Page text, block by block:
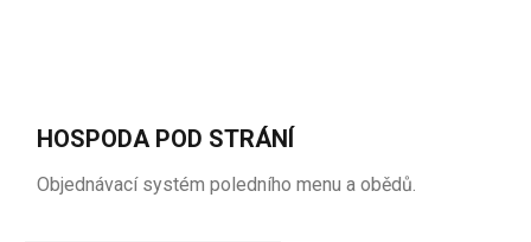
HOSPODA POD STRÁNÍ
Objednávací systém poledního menu a obědů.